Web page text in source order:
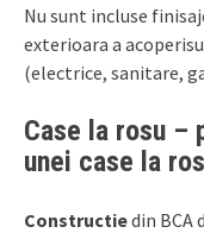
Nu sunt incluse
exterioara a
(electrice, sanitare,
Case la rosu –
unei case la
Constructiedin BCA